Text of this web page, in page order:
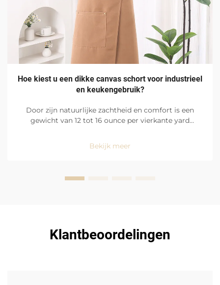
Hoe kiest u een dikke canvas schort voor industrieel
en keukengebruik?
Door zijn natuurlijke zachtheid en comfort is een
gewicht van 12 tot 16 ounce per vierkante yard
Met een gelijkmatig verdeelde en dichte
Bekijk meer
Klantbeoordelingen